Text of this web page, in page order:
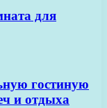
для
гостиную
и отдыха